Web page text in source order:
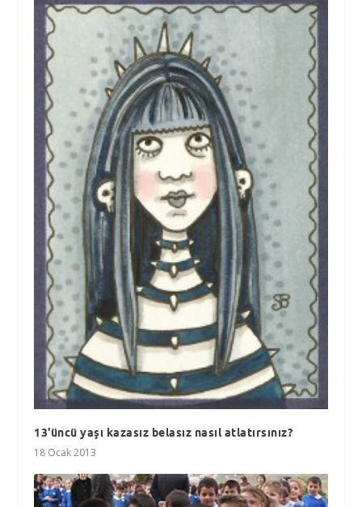
13'üncü yaşı kazasız belasız nasıl atlatırsınız?
18 Ocak 2013